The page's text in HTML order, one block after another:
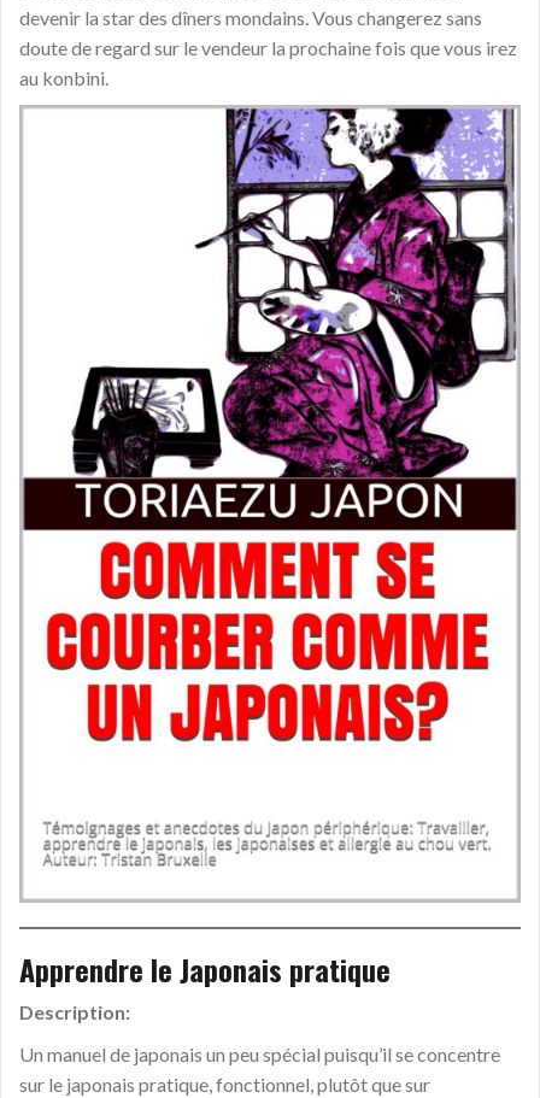
devenir la star des dîners mondains. Vous changerez sans
doute de regard sur le vendeur la prochaine fois que vous irez
au konbini.
Apprendre le Japonais pratique
Description:
Un manuel de japonais un peu spécial puisqu’il se concentre
sur le japonais pratique, fonctionnel, plutôt que sur